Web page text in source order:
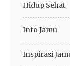
Hidup Sehat
Info Jamu
Inspirasi